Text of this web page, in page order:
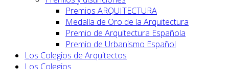
Premios ARQUITECTURA
Medalla de Oro de la Arquitectura
Premio de Arquitectura Española
Premio de Urbanismo Español
Los Colegios de Arquitectos
Los Colegios